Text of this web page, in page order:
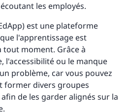
les employés.
est une plateforme
l'apprentissage est
tout moment. Grâce à
l'accessibilité ou le manque
problème, car vous pouvez
former divers groupes
de les garder alignés sur la